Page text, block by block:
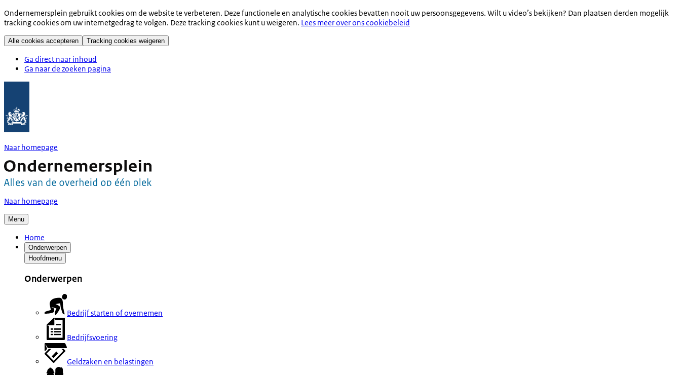
Ondernemersplein gebruikt cookies om de website te verbeteren. Deze functionele en analytische cookies bevatten nooit uw persoonsgegevens. Wilt u video’s bekijken? Dan plaatsen derden mogelijk
tracking cookies om uw internetgedrag te volgen. Deze tracking cookies kunt u weigeren. Lees meer over ons cookiebeleid
Alle cookies accepteren Tracking cookies weigeren
Ga direct naar inhoud
Ga naar de zoeken pagina
Naar homepage
Naar homepage
Menu
Home
Onderwerpen
Hoofdmenu
Onderwerpen
Bedrijf starten of overnemen
Bedrijfsvoering
Geldzaken en belastingen